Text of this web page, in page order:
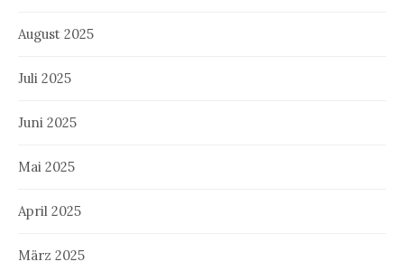
August 2025
Juli 2025
Juni 2025
Mai 2025
April 2025
März 2025